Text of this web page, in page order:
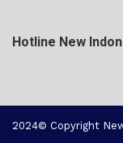
Hotline New
2024© Copyright